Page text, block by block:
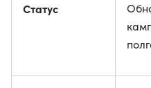
Статус